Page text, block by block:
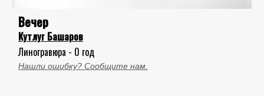
Вечер
Кутлуг Башаров
Линогравюра - 0 год
Нашли ошибку? Сообщите нам.